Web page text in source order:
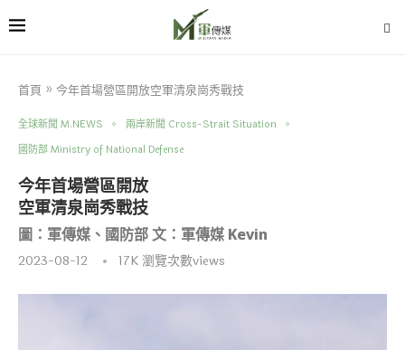
首頁 » 今年首場營區開放空軍清泉崗秀戰技
全球新聞 M.NEWS
兩岸新聞 Cross-Strait Situation
國防部 Ministry of National Defense
今年首場營區開放
空軍清泉崗秀戰技
圖：軍傳媒、國防部 文：軍傳媒 Kevin
2023-08-12 17K瀏覽次數views